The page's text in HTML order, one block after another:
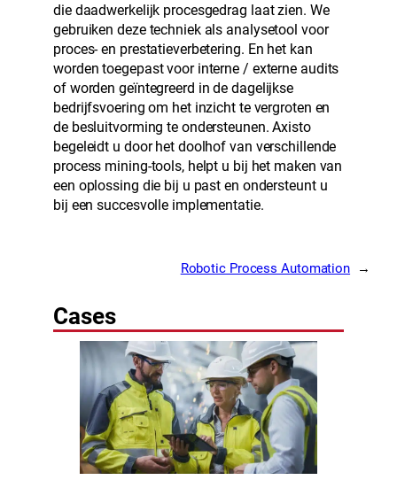
die daadwerkelijk procesgedrag laat zien. We
gebruiken deze techniek als analysetool voor
proces- en prestatieverbetering. En het kan
worden toegepast voor interne / externe audits
of worden geïntegreerd in de dagelijkse
bedrijfsvoering om het inzicht te vergroten en
de besluitvorming te ondersteunen. Axisto
begeleidt u door het doolhof van verschillende
process mining-tools, helpt u bij het maken van
een oplossing die bij u past en ondersteunt u
bij een succesvolle implementatie.
Robotic Process Automation →
Cases